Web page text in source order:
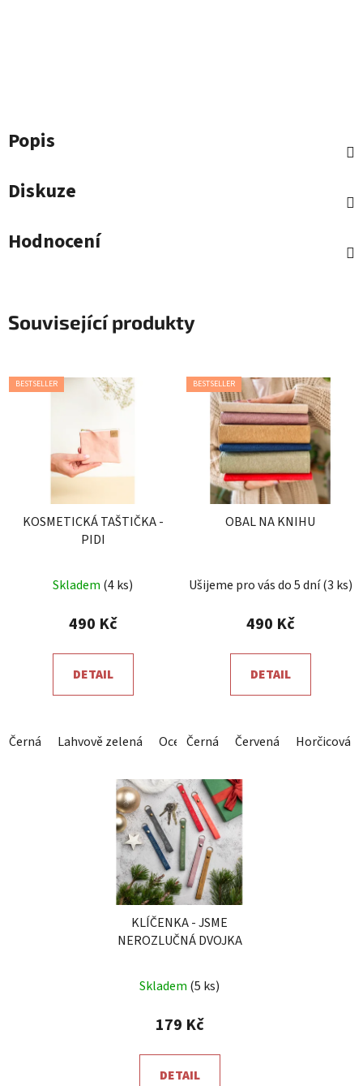
Popis
Diskuze
Hodnocení
Související produkty
BESTSELLER
KOSMETICKÁ TAŠTIČKA -
PIDI
hodnocení
produktu
5,0
z
Skladem (4 ks)
490 Kč
DETAIL
Černá Lahvově zelená Ocelová šedá Královsky modrá
BESTSELLER
OBAL NA KNIHU
hodnocení
produktu
5,0
z
Ušijeme pro vás do 5 dní(3 ks)
490 Kč
DETAIL
Černá Červená Horčicová
KLÍČENKA - JSME
NEROZLUČNÁ DVOJKA
Skladem (5 ks)
179 Kč
DETAIL